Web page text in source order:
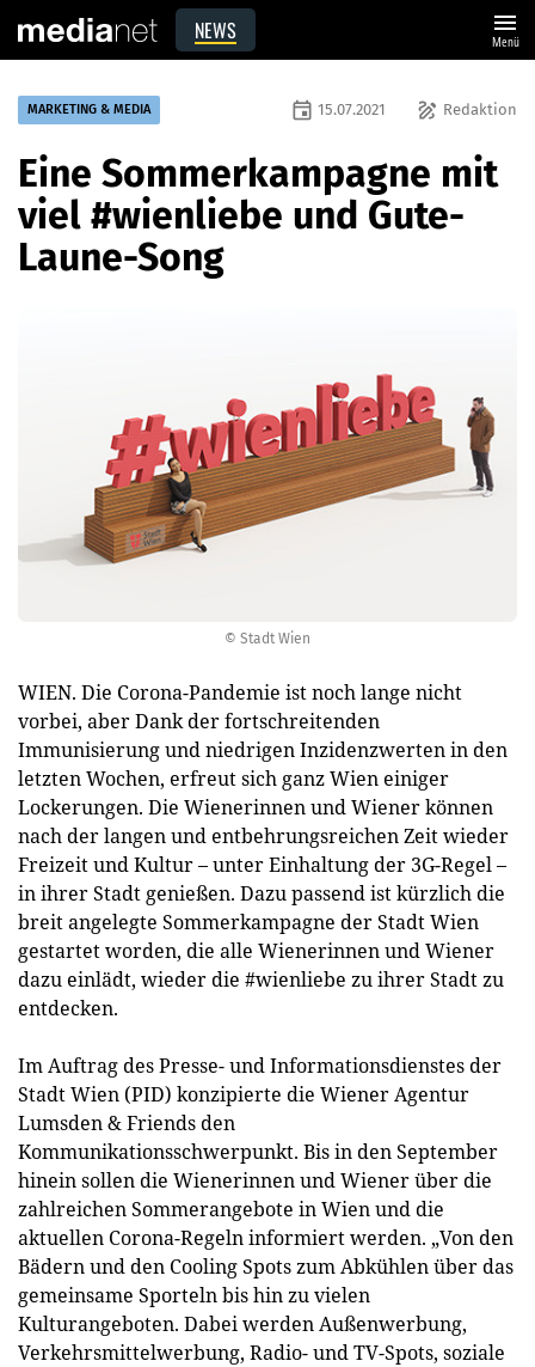
NEWS menu
Menü
© Stadt Wien
MARKETING & MEDIA draw Redaktion
event 15.07.2021
Eine Sommerkampagne mit
viel #wienliebe und Gute-
Laune-Song
WIEN. Die Corona-Pandemie ist noch lange nicht
vorbei, aber Dank der fortschreitenden
Immunisierung und niedrigen Inzidenzwerten in den
letzten Wochen, erfreut sich ganz Wien einiger
Lockerungen. Die Wienerinnen und Wiener können
nach der langen und entbehrungsreichen Zeit wieder
Freizeit und Kultur – unter Einhaltung der 3G-Regel –
in ihrer Stadt genießen. Dazu passend ist kürzlich die
breit angelegte Sommerkampagne der Stadt Wien
gestartet worden, die alle Wienerinnen und Wiener
dazu einlädt, wieder die #wienliebe zu ihrer Stadt zu
entdecken.
Im Auftrag des Presse- und Informationsdienstes der
Stadt Wien (PID) konzipierte die Wiener Agentur
Lumsden & Friends den
Kommunikationsschwerpunkt. Bis in den September
hinein sollen die Wienerinnen und Wiener über die
zahlreichen Sommerangebote in Wien und die
aktuellen Corona-Regeln informiert werden. „Von den
Bädern und den Cooling Spots zum Abkühlen über das
gemeinsame Sporteln bis hin zu vielen
Kulturangeboten. Dabei werden Außenwerbung,
Verkehrsmittelwerbung, Radio- und TV-Spots, soziale